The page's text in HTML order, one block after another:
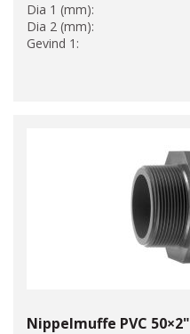
Dia 1 (mm):
Dia 2 (mm):
Gevind 1:
Nippelmuffe PVC 50×2"